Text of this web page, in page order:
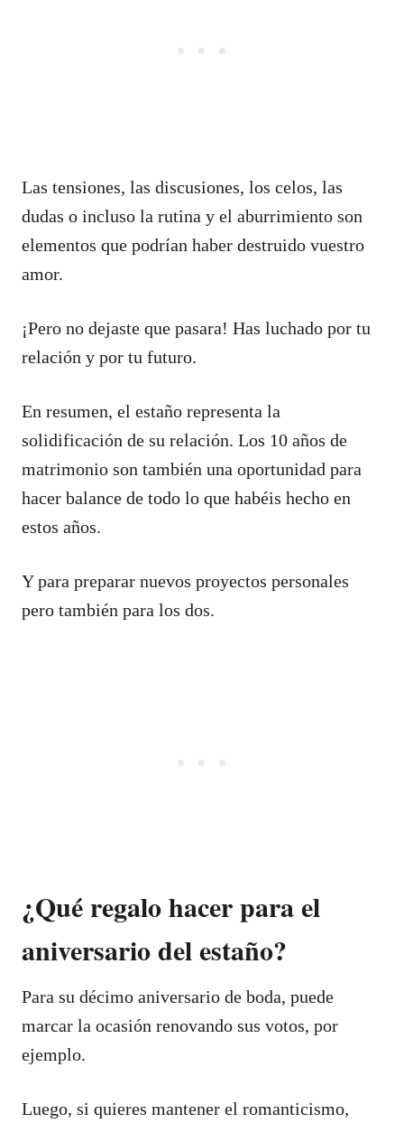
Las tensiones, las discusiones, los celos, las
dudas o incluso la rutina y el aburrimiento son
elementos que podrían haber destruido vuestro
amor.
¡Pero no dejaste que pasara! Has luchado por tu
relación y por tu futuro.
En resumen, el estaño representa la
solidificación de su relación. Los 10 años de
matrimonio son también una oportunidad para
hacer balance de todo lo que habéis hecho en
estos años.
Y para preparar nuevos proyectos personales
pero también para los dos.
¿Qué regalo hacer para el
aniversario del estaño?
Para su décimo aniversario de boda, puede
marcar la ocasión renovando sus votos, por
ejemplo.
Luego, si quieres mantener el romanticismo,